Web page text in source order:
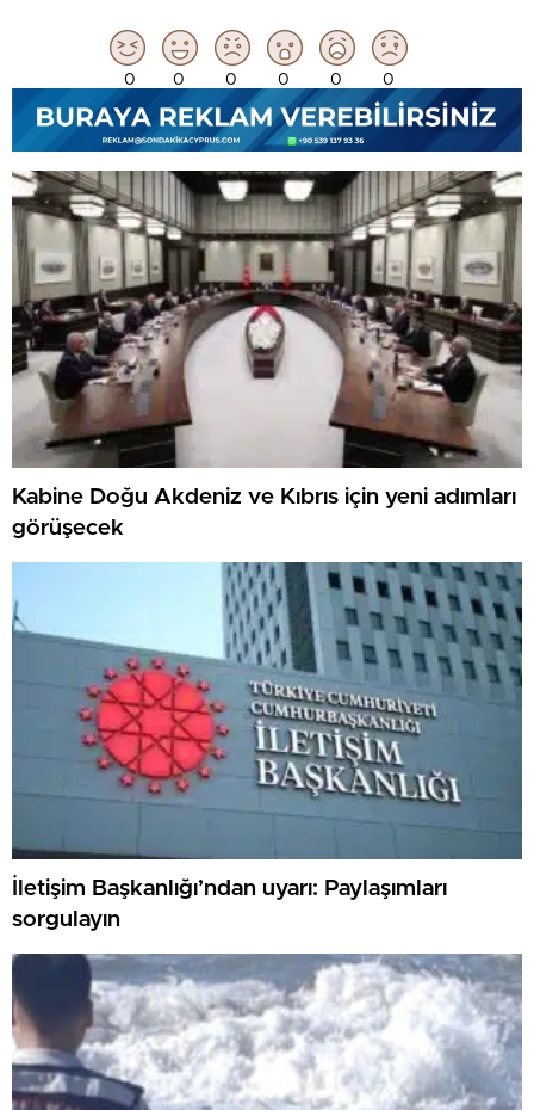
0 0 0 0 0 0
Kabine Doğu Akdeniz ve Kıbrıs için yeni adımları
görüşecek
İletişim Başkanlığı’ndan uyarı: Paylaşımları
sorgulayın